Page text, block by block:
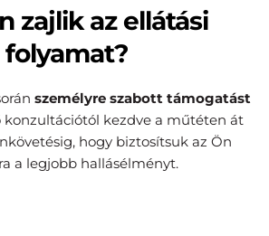
zajlik az ellátási
folyamat?
személyre szabott támogatást
konzultációtól kezdve a műtéten át
hogy biztosítsuk az Ön
a legjobb hallásélményt.